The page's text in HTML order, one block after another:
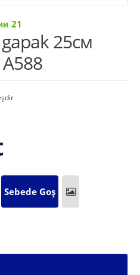
21
25см